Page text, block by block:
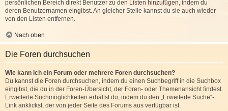
persönlichen Bereich direkt Benutzer zu den Listen hinzufügen, indem du
deren Benutzernamen eingibst. An gleicher Stelle kannst du sie auch wieder
von den Listen entfernen.
Nach oben
Die Foren durchsuchen
Wie kann ich ein Forum oder mehrere Foren durchsuchen?
Du kannst die Foren durchsuchen, indem du einen Suchbegriff in die Suchbox
eingibst, die du in der Foren-Übersicht, der Foren- oder Themenansicht findest.
Erweiterte Suchmöglichkeiten erhältst du, indem du den „Erweiterte Suche“-
Link anklickst, der von jeder Seite des Forums aus verfügbar ist.